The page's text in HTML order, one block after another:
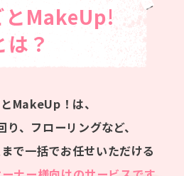
とMakeUp!
は？
MakeUp！は、
、フローリングなど、
で一括でお任せいただける